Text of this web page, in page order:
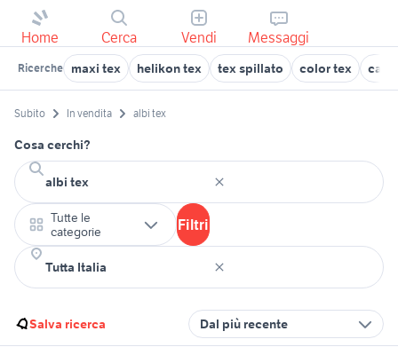
Home Cerca Vendi Messaggi
Ricerche maxi tex helikon tex tex spillato color tex
Subito In vendita albi tex
Cosa cerchi?
Tutte le
categorie
Filtri
Salva ricerca Dal più recente